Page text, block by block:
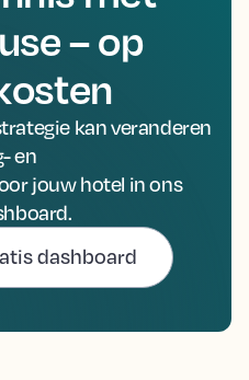
– op
kan veranderen
en
jouw hotel in ons
dashboard